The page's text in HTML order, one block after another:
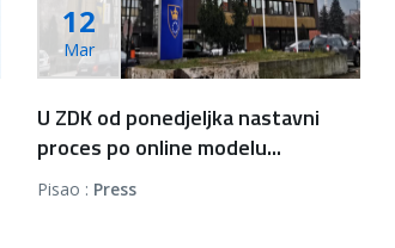
12
Mar
U ZDK od ponedjeljka nastavni
proces po online modelu...
Pisao : Press